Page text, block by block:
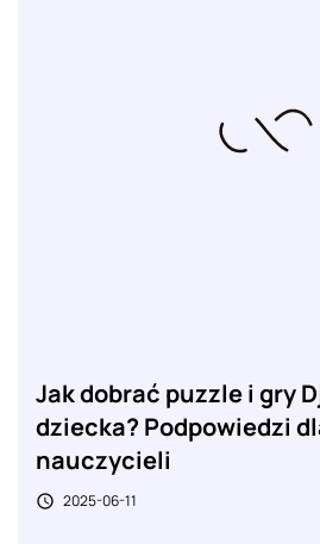
Jak dobrać puzzle i gry
dziecka? Podpowiedzi
nauczycieli
 2025-06-11